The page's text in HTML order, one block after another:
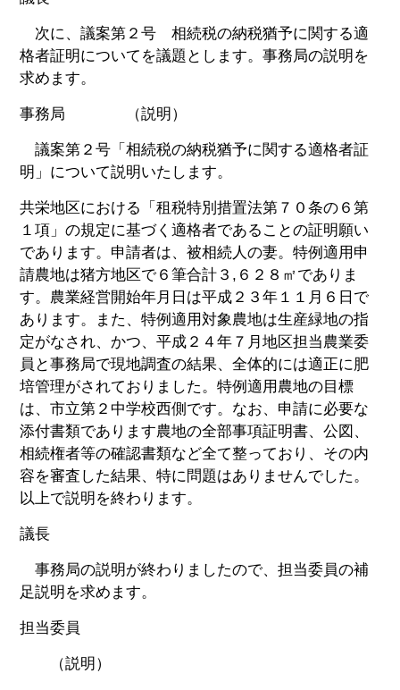
次に、議案第２号 相続税の納税猶予に関する適
格者証明についてを議題とします。事務局の説明を
求めます。
事務局 （説明）
議案第２号「相続税の納税猶予に関する適格者証
明」について説明いたします。
共栄地区における「租税特別措置法第７０条の６第
１項」の規定に基づく適格者であることの証明願い
であります。申請者は、被相続人の妻。特例適用申
請農地は猪方地区で６筆合計３,６２８㎡でありま
す。農業経営開始年月日は平成２３年１１月６日で
あります。また、特例適用対象農地は生産緑地の指
定がなされ、かつ、平成２４年７月地区担当農業委
員と事務局で現地調査の結果、全体的には適正に肥
培管理がされておりました。特例適用農地の目標
は、市立第２中学校西側です。なお、申請に必要な
添付書類であります農地の全部事項証明書、公図、
相続権者等の確認書類など全て整っており、その内
容を審査した結果、特に問題はありませんでした。
以上で説明を終わります。
議長
事務局の説明が終わりましたので、担当委員の補
足説明を求めます。
担当委員
（説明）